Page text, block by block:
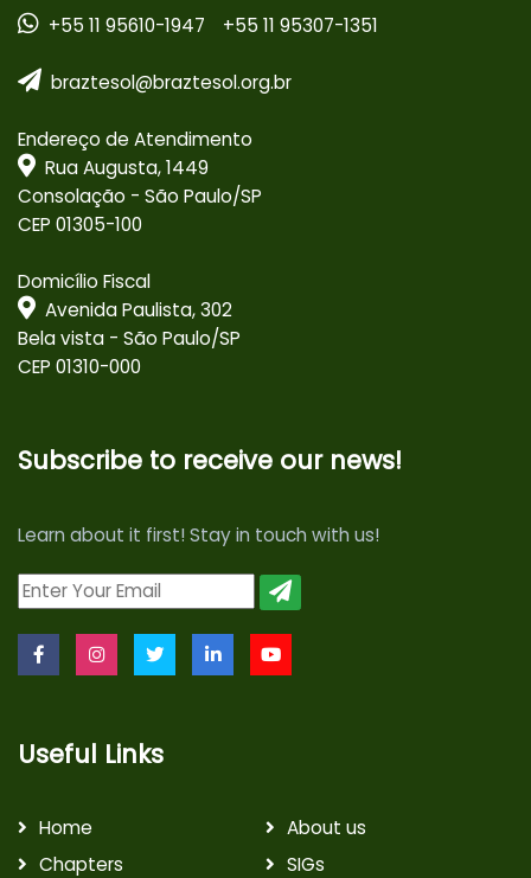
+55 11 95610-1947 +55 11 95307-1351
braztesol@braztesol.org.br
Endereço de Atendimento
Rua Augusta, 1449
Consolação - São Paulo/SP
CEP 01305-100
Domicílio Fiscal
Avenida Paulista, 302
Bela vista - São Paulo/SP
CEP 01310-000
Subscribe to receive our news!
Learn about it first! Stay in touch with us!
Useful Links
Home
About us
Chapters
SIGs